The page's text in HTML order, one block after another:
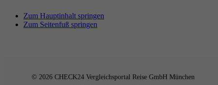
Zum Hauptinhalt springen
Zum Seitenfuß springen
© 2026 CHECK24 Vergleichsportal Reise GmbH München